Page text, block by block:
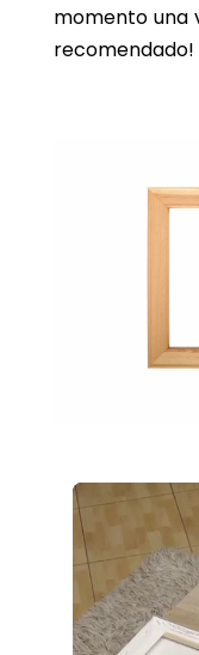
momento una
recomendado!